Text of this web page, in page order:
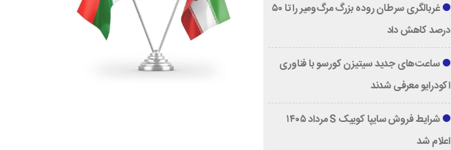
غربالگری سرطان روده بزرگ مرگ‌ومیر را تا ۵۰
درصد کاهش داد
ساعت‌های جدید سیتیزن کورسو با فناوری
اکودرایو معرفی شدند
شرایط فروش سایپا کوییک S مرداد ۱۴۰۵
اعلام شد